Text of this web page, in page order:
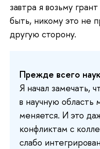
завтра я возьму
быть, никому это не
другую сторону.
Прежде всего
Я начал замечать,
в научную
меняется. И это
конфликтам с
слабо